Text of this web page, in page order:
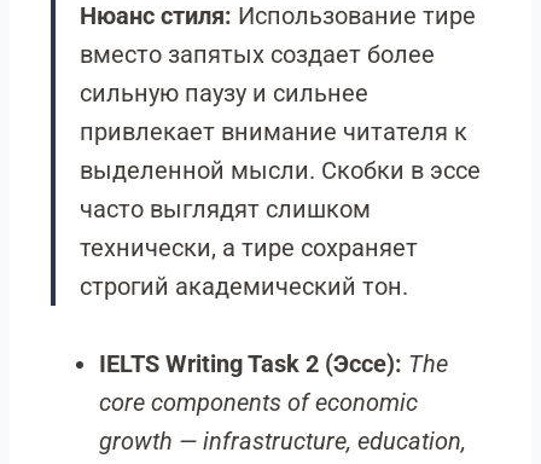
Нюанс стиля: Использование тире
вместо запятых создает более
сильную паузу и сильнее
привлекает внимание читателя к
выделенной мысли. Скобки в эссе
часто выглядят слишком
технически, а тире сохраняет
строгий академический тон.
IELTS Writing Task 2 (Эссе): The
core components of economic
growth — infrastructure, education,